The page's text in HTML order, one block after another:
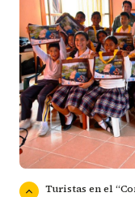
Turistas en el